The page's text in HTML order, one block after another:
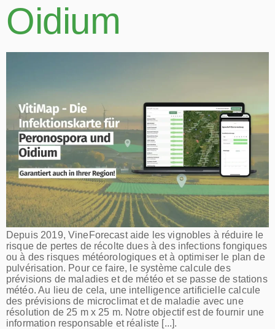
Oidium
Depuis 2019, VineForecast aide les vignobles à réduire le
risque de pertes de récolte dues à des infections fongiques
ou à des risques météorologiques et à optimiser le plan de
pulvérisation. Pour ce faire, le système calcule des
prévisions de maladies et de météo et se passe de stations
météo. Au lieu de cela, une intelligence artificielle calcule
des prévisions de microclimat et de maladie avec une
résolution de 25 m x 25 m. Notre objectif est de fournir une
information responsable et réaliste [...].